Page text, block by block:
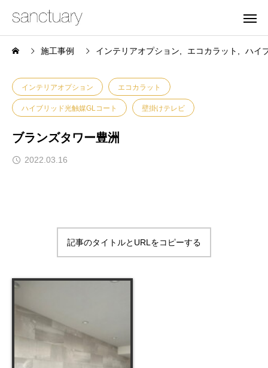
施工事例 インテリアオプション エコカラット ハイ
インテリアオプション エコカラット
ハイブリッド光触媒GLコート 壁掛けテレビ
ブランズタワー豊洲
2022.03.16
記事のタイトルとURLをコピーする